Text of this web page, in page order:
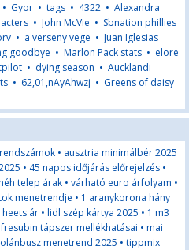
• Gyor • tags • 4322 • Alexandra
• John McVie • Sbnation phillies
• a verseny vege • Juan Iglesias
goodbye • Marlon Pack stats • elore
• dying season • Aucklandi
• 62,01,nAyAhwzj • Greens of daisy
• ausztria minimálbér 2025
• 45 napos időjárás előrejelzés •
telep árak • várható euro árfolyam •
menetrendje • 1 aranykorona hány
heets ár • lidl szép kártya 2025 • 1 m3
fresubin tápszer mellékhatásai • mai
menetrend 2025 • tippmix